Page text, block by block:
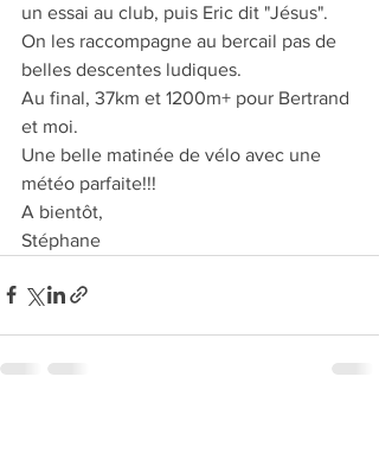
un essai au club, puis Eric dit "Jésus".
On les raccompagne au bercail pas de
belles descentes ludiques.
Au final, 37km et 1200m+ pour Bertrand
et moi.
Une belle matinée de vélo avec une
météo parfaite!!!
A bientôt,
Stéphane